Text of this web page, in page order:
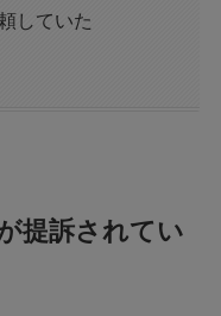
していた
提訴されてい